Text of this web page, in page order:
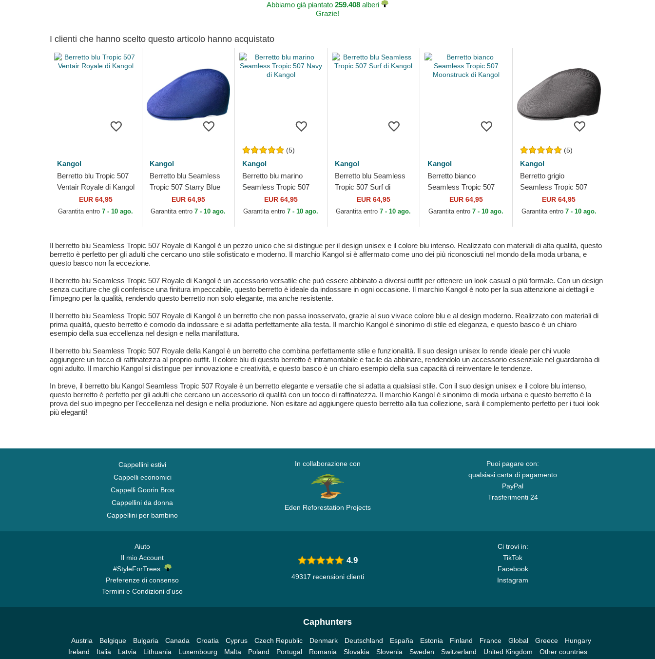
Abbiamo già piantato 259.408 alberi
Grazie!
I clienti che hanno scelto questo articolo hanno acquistato
Kangol
Berretto blu Tropic 507
Ventair Royale di Kangol
EUR 64,95
Garantita entro7 - 10 ago.
Kangol
Berretto blu Seamless
Tropic 507 Starry Blue
di KangolEUR 64,95
Garantita entro7 - 10 ago.
(5)
Kangol
Berretto blu marino
Seamless Tropic 507
Navy di Kangol
EUR 64,95
Garantita entro7 - 10 ago.
Kangol
Berretto blu Seamless
Tropic 507 Surf di
EUR 64,95
Garantita entro7 - 10 ago.
Kangol
Berretto bianco
Seamless Tropic 507
Moonstruck di Kangol
EUR 64,95
Garantita entro7 - 10 ago.
(5)
Kangol
Berretto grigio
Seamless Tropic 507
Charcoal di Kangol
EUR 64,95
Garantita entro 7 - 10 ago.
Il berretto blu Seamless Tropic 507 Royale di Kangol è un pezzo unico che si distingue per il design unisex e il colore blu intenso. Realizzato con materiali di alta qualità, questo
berretto è perfetto per gli adulti che cercano uno stile sofisticato e moderno. Il marchio Kangol si è affermato come uno dei più riconosciuti nel mondo della moda urbana, e
questo basco non fa eccezione.
Il berretto blu Seamless Tropic 507 Royale di Kangol è un accessorio versatile che può essere abbinato a diversi outfit per ottenere un look casual o più formale. Con un design
senza cuciture che gli conferisce una finitura impeccabile, questo berretto è ideale da indossare in ogni occasione. Il marchio Kangol è noto per la sua attenzione ai dettagli e
l'impegno per la qualità, rendendo questo berretto non solo elegante, ma anche resistente.
Il berretto blu Seamless Tropic 507 Royale di Kangol è un berretto che non passa inosservato, grazie al suo vivace colore blu e al design moderno. Realizzato con materiali di
prima qualità, questo berretto è comodo da indossare e si adatta perfettamente alla testa. Il marchio Kangol è sinonimo di stile ed eleganza, e questo basco è un chiaro
esempio della sua eccellenza nel design e nella manifattura.
Il berretto blu Seamless Tropic 507 Royale della Kangol è un berretto che combina perfettamente stile e funzionalità. Il suo design unisex lo rende ideale per chi vuole
aggiungere un tocco di raffinatezza al proprio outfit. Il colore blu di questo berretto è intramontabile e facile da abbinare, rendendolo un accessorio essenziale nel guardaroba di
ogni adulto. Il marchio Kangol si distingue per innovazione e creatività, e questo basco è un chiaro esempio della sua capacità di reinventare le tendenze.
In breve, il berretto blu Kangol Seamless Tropic 507 Royale è un berretto elegante e versatile che si adatta a qualsiasi stile. Con il suo design unisex e il colore blu intenso,
questo berretto è perfetto per gli adulti che cercano un accessorio di qualità con un tocco di raffinatezza. Il marchio Kangol è sinonimo di moda urbana e questo berretto è la
prova del suo impegno per l'eccellenza nel design e nella produzione. Non esitare ad aggiungere questo berretto alla tua collezione, sarà il complemento perfetto per i tuoi look
più eleganti!
Cappellini estivi
Cappelli economici
Cappelli Goorin Bros
Cappellini da donna
Cappellini per bambino
In collaborazione con
Eden Reforestation Projects
Puoi pagare con:
qualsiasi carta di pagamento
PayPal
Trasferimenti 24
Aiuto
Il mio Account
#StyleForTrees
Preferenze di consenso
Termini e Condizioni d'uso
Ci trovi in:
TikTok
Facebook
Instagram
4.9
49317 recensioni clienti
Caphunters
Austria Belgique Bulgaria Canada Croatia Cyprus Czech Republic Denmark Deutschland España Estonia Finland France Global Greece
Hungary
Ireland
Italia Latvia Lithuania Luxembourg Malta Poland Portugal Romania Slovakia Slovenia Sweden Switzerland United Kingdom Other countries